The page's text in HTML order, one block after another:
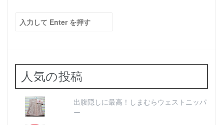
索:
人気の投稿
出腹隠しに最高！しまむらウェストニッパ
ー